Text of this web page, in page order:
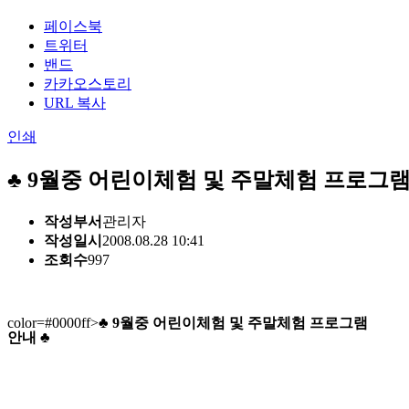
페이스북
트위터
밴드
카카오스토리
URL 복사
인쇄
♣ 9월중 어린이체험 및 주말체험 프로그
작성부서 관리자
작성일시 2008.08.28 10:41
조회수997
color=#0000ff>♣ 9월중 어린이체험 및 주말체험 프로그램
안내 ♣